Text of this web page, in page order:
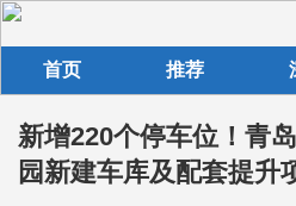
首页 推荐
新增220个停车位！青
园新建车库及配套提升